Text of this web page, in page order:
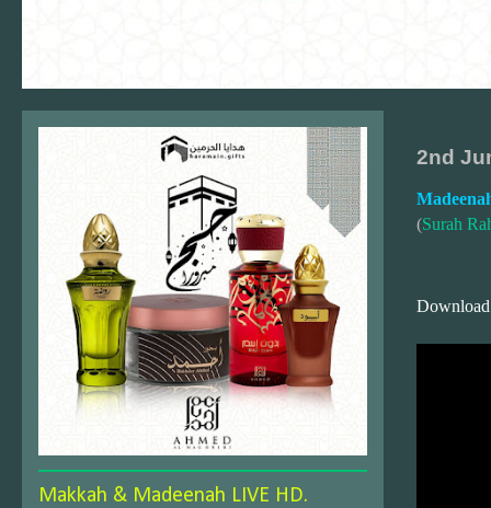
2nd
(Surah
Makkah & Madeenah LIVE HD.